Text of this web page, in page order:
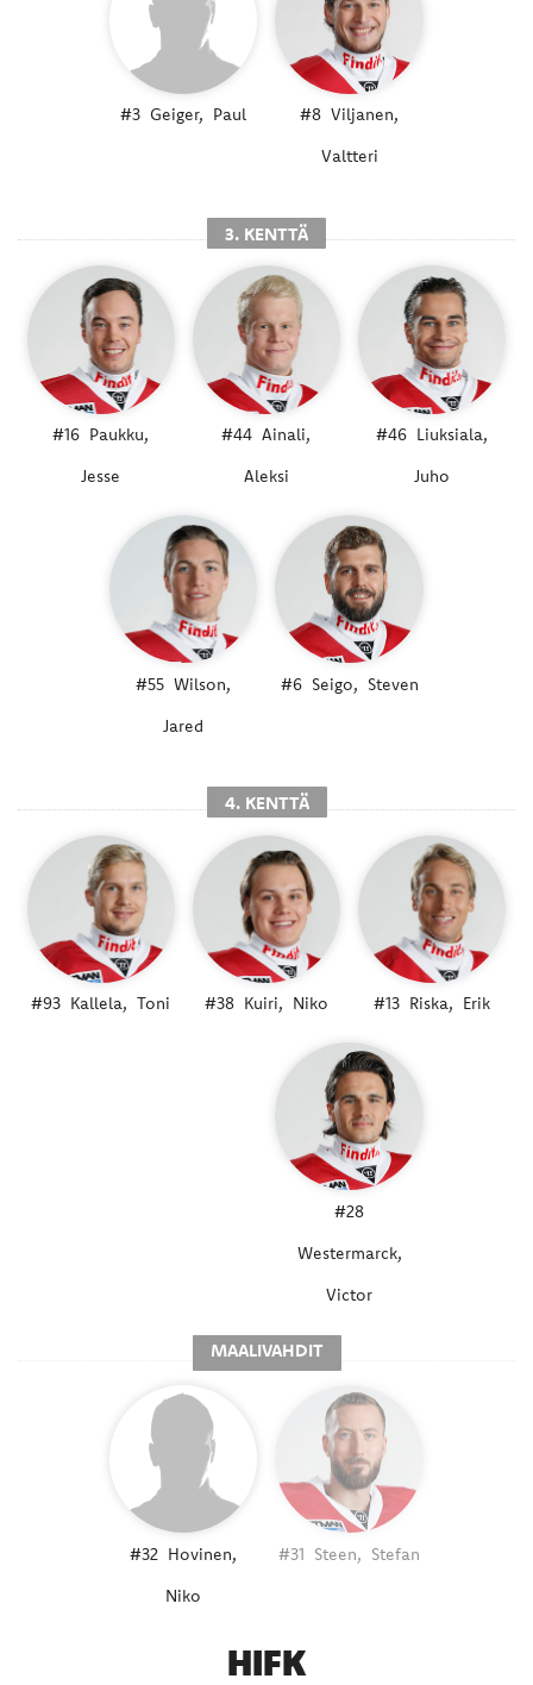
#3 Geiger, Paul #8 Viljanen,
Valtteri
3. KENTTÄ
#16 Paukku,
Jesse
#44 Ainali,
Aleksi
#46 Liuksiala,
Juho
#55 Wilson,
Jared
#6 Seigo, Steven
4. KENTTÄ
#93 Kallela, Toni #38 Kuiri, Niko #13 Riska, Erik
#28
Westermarck,
Victor
MAALIVAHDIT
#32 Hovinen,
Niko
#31 Steen, Stefan
HIFK